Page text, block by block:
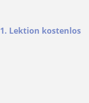
1. Lektion kostenlos